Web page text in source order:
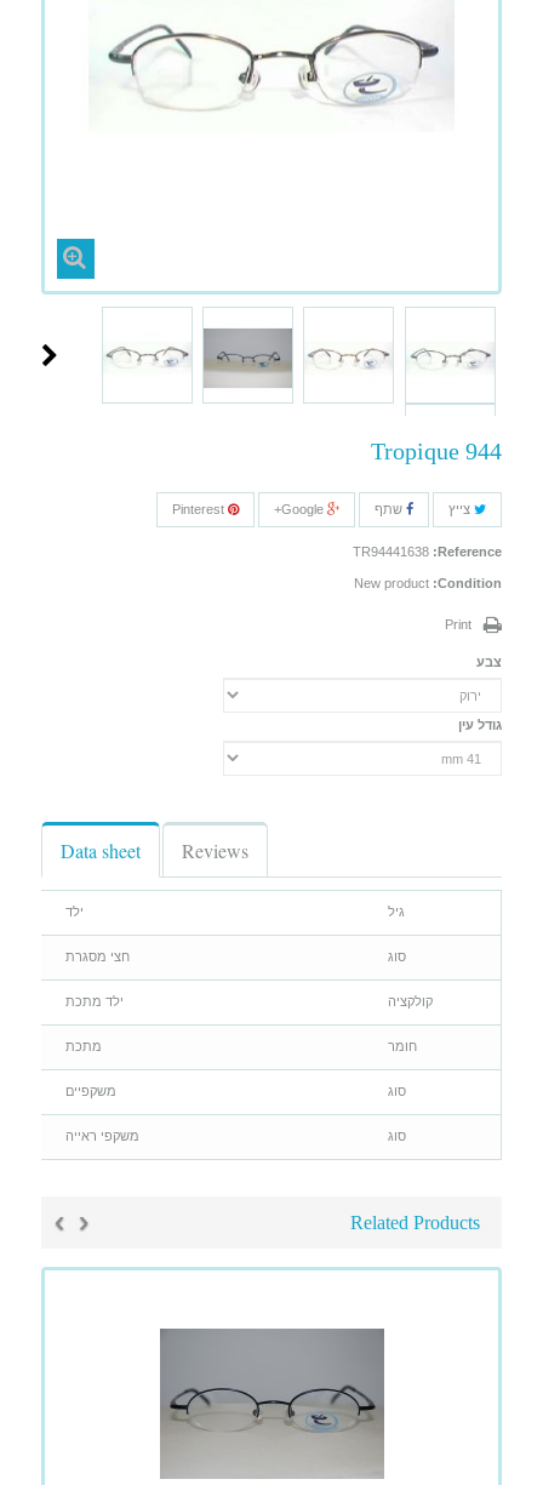
Tropique 944
צייץ שתף
Reference:
TR94441638
Condition:
New product
Print
צבע
גודל עין
Data sheet Reviews
גיל ילד
סוג חצי מסגרת
קולקציה ילד מתכת
חומר מתכת
סוג משקפיים
סוג משקפי ראייה
Related Products
‹
›